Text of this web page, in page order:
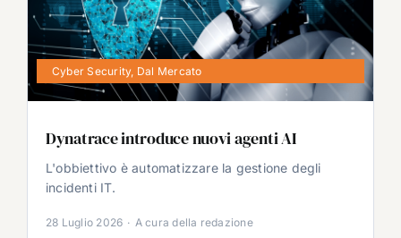
Cyber Security, Dal Mercato
Dynatrace introduce nuovi agenti AI
L'obbiettivo è automatizzare la gestione degli
incidenti IT.
28 Luglio 2026 · A cura della redazione